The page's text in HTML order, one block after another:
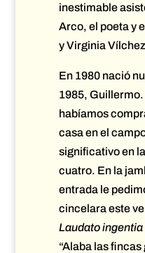
inestimable
Arco, el poeta y
y Virginia
En 1980 nació
1985,
habíamos
casa en el
significativo en
cuatro. En la
entrada le
cincelara este
Laudato
“Alaba las